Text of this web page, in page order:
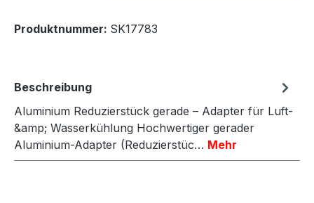
Produktnummer: SK17783
Beschreibung
Aluminium Reduzierstück gerade – Adapter für Luft-
&amp; Wasserkühlung Hochwertiger gerader
Aluminium-Adapter (Reduzierstüc… Mehr